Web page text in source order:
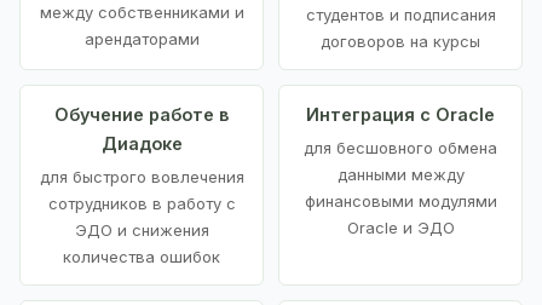
между собственниками и
арендаторами
студентов и подписания
договоров на курсы
Обучение работе в
Диадоке
для быстрого вовлечения
сотрудников в работу с
ЭДО и снижения
количества ошибок
Интеграция с Oracle
для бесшовного обмена
данными между
финансовыми модулями
Oracle и ЭДО